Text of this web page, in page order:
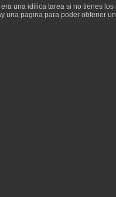
una idilica tarea si no tienes los
una pagina para poder obtener